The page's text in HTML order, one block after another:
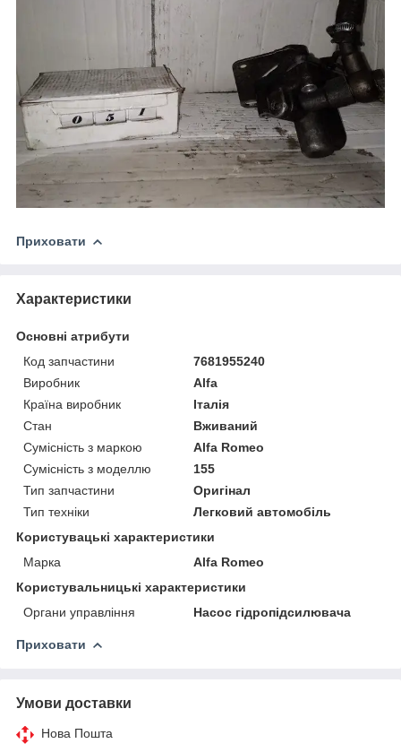
Приховати
Характеристики
Основні атрибути
Код запчастини
7681955240
Виробник
Alfa
Країна виробник
Італія
Стан
Вживаний
Сумісність з маркою
Alfa Romeo
Сумісність з моделлю
155
Тип запчастини
Оригінал
Тип техніки
Легковий автомобіль
Користувацькi характеристики
Марка
Alfa Romeo
Користувальницькі характеристики
Органи управління
Насос гідропідсилювача
Приховати
Умови доставки
Нова Пошта